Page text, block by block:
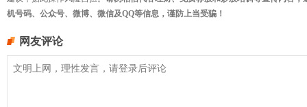
机号码、公众号、微博、微信及QQ等信息，谨防上当受骗！
网友评论